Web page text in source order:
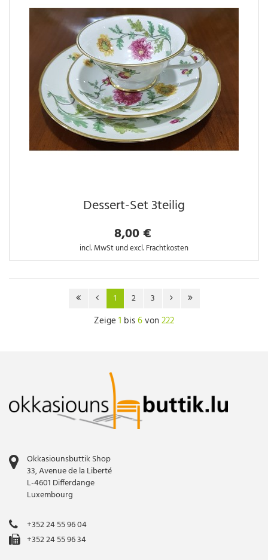
Dessert-Set 3teilig
8,00 €
incl. MwSt und excl. Frachtkosten
1 2 3
Zeige 1 bis6von 222
Okkasiounsbuttik Shop
33, Avenue de la Liberté
L-4601 Differdange
Luxembourg
+352 24 55 96 04
+352 24 55 96 34